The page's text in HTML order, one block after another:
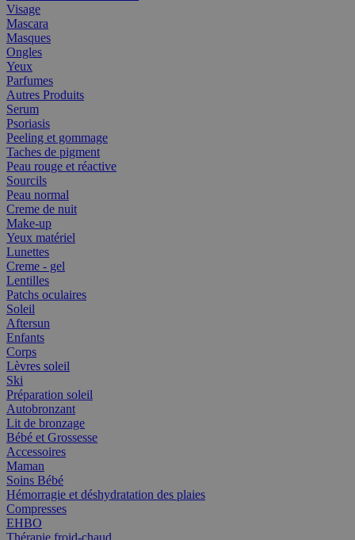
Visage
Mascara
Masques
Ongles
Yeux
Parfumes
Autres Produits
Serum
Psoriasis
Peeling et gommage
Taches de pigment
Peau rouge et réactive
Sourcils
Peau normal
Creme de nuit
Make-up
Yeux matériel
Lunettes
Creme - gel
Lentilles
Patchs oculaires
Soleil
Aftersun
Enfants
Corps
Lèvres soleil
Ski
Préparation soleil
Autobronzant
Lit de bronzage
Bébé et Grossesse
Accessoires
Maman
Soins Bébé
Hémorragie et déshydratation des plaies
Compresses
EHBO